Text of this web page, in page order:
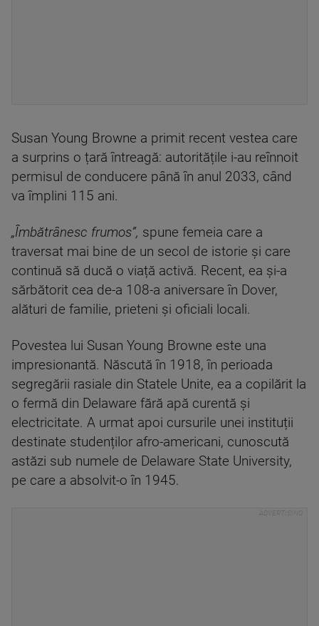
Susan Young Browne a primit recent vestea care
a surprins o țară întreagă: autoritățile i-au reînnoit
permisul de conducere până în anul 2033, când
va împlini 115 ani.
„Îmbătrânesc frumos”, spune femeia care a
traversat mai bine de un secol de istorie și care
continuă să ducă o viață activă. Recent, ea și-a
sărbătorit cea de-a 108-a aniversare în Dover,
alături de familie, prieteni și oficiali locali.
Povestea lui Susan Young Browne este una
impresionantă. Născută în 1918, în perioada
segregării rasiale din Statele Unite, ea a copilărit la
o fermă din Delaware fără apă curentă și
electricitate. A urmat apoi cursurile unei instituții
destinate studenților afro-americani, cunoscută
astăzi sub numele de Delaware State University,
pe care a absolvit-o în 1945.